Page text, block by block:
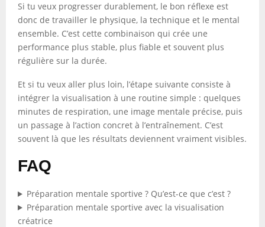
Si tu veux progresser durablement, le bon réflexe est
donc de travailler le physique, la technique et le mental
ensemble. C’est cette combinaison qui crée une
performance plus stable, plus fiable et souvent plus
régulière sur la durée.
Et si tu veux aller plus loin, l’étape suivante consiste à
intégrer la visualisation à une routine simple : quelques
minutes de respiration, une image mentale précise, puis
un passage à l’action concret à l’entraînement. C’est
souvent là que les résultats deviennent vraiment visibles.
FAQ
Préparation mentale sportive ? Qu’est-ce que c’est ?
Préparation mentale sportive avec la visualisation
créatrice